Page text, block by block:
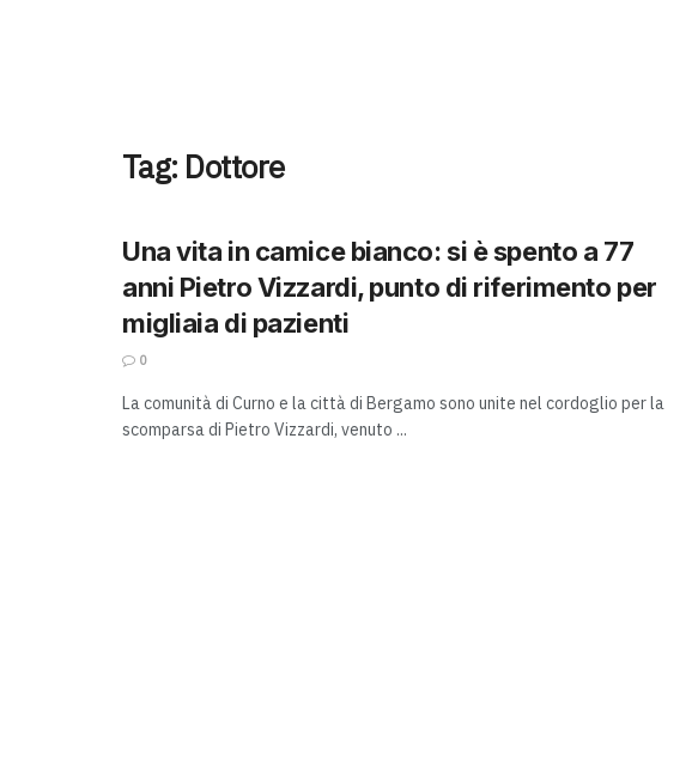
Tag: Dottore
Una vita in camice bianco: si è spento a 77
anni Pietro Vizzardi, punto di riferimento per
migliaia di pazienti
0
La comunità di Curno e la città di Bergamo sono unite nel cordoglio per la
scomparsa di Pietro Vizzardi, venuto ...